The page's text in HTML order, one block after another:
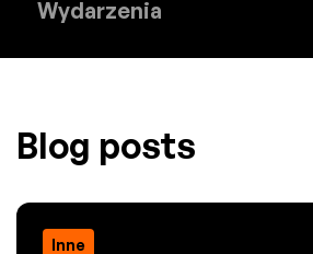
Wydarzenia
Blog posts
Inne